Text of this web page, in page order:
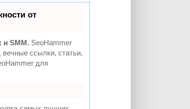
от
и SMM. SeoHammer
ссылки, статьи,
для